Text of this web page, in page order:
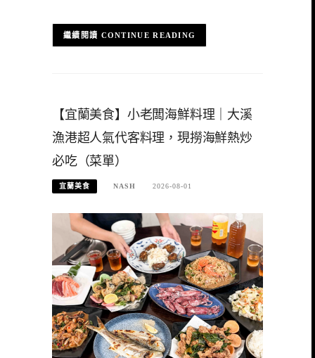
CONTINUE READING
【宜蘭美食】小老闆海鮮料理｜大溪
漁港超人氣代客料理，現撈海鮮熱炒
必吃（菜單）
宜蘭美食 NASH 2026-08-01